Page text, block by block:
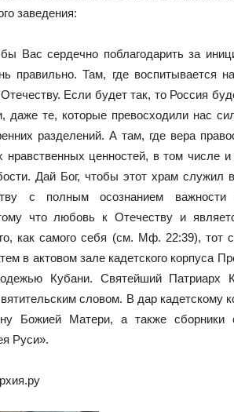
заведения:
Вас сердечно поблагодарить за
правильно. Там, где воспитывается
Если будет так, то Россия
даже те, которые превосходили нас
разделений. А там, где вера
нравственных ценностей, в том числе
Дай Бог, чтобы этот храм служил
с полным осознанием важности
что любовь к Отечеству и
как самого себя (см. Мф. 22:39), тот
в актовом зале кадетского корпуса
Кубани. Святейший
словом. В дар кадетскому
Божией Матери, а также сборники
Руси».